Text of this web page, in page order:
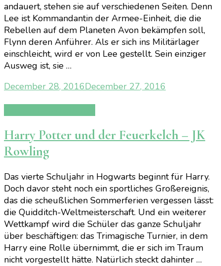
andauert, stehen sie auf verschiedenen Seiten. Denn
Lee ist Kommandantin der Armee-Einheit, die die
Rebellen auf dem Planeten Avon bekämpfen soll,
Flynn deren Anführer. Als er sich ins Militärlager
einschleicht, wird er von Lee gestellt. Sein einziger
Ausweg ist, sie …
December 28, 2016December 27, 2016
Harry Potter und der Feuerkelch – JK
Rowling
Das vierte Schuljahr in Hogwarts beginnt für Harry.
Doch davor steht noch ein sportliches Großereignis,
das die scheußlichen Sommerferien vergessen lässt:
die Quidditch-Weltmeisterschaft. Und ein weiterer
Wettkampf wird die Schüler das ganze Schuljahr
über beschäftigen: das Trimagische Turnier, in dem
Harry eine Rolle übernimmt, die er sich im Traum
nicht vorgestellt hätte. Natürlich steckt dahinter …